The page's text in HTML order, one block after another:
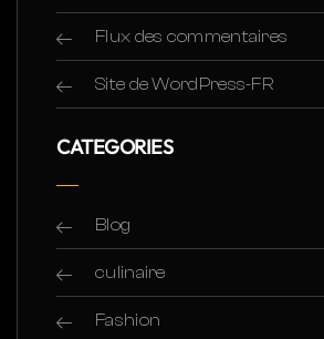
Flux des commentaires
Site de WordPress-FR
CATEGORIES
Blog
culinaire
Fashion